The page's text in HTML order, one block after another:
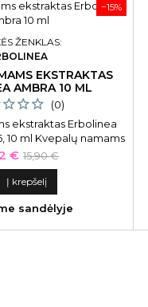
−15%
ŽENKLAS:
EKSTRAKTAS
AMBRA 10 ML
(0)
ekstraktas Erbolinea
10 ml Kvepalų namams
nepamirštamas
ir stimuliuoja išskirtinį
jausmą.
€ Bazinė
kaina
15,90 €
Į krepšelį
sandėlyje